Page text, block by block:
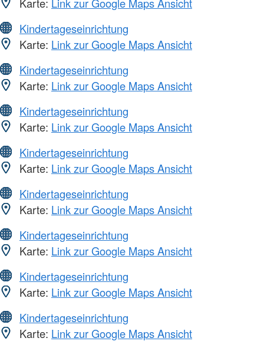
Kindertageseinrichtung
Karte: Link zur Google Maps Ansicht
Kindertageseinrichtung
Karte: Link zur Google Maps Ansicht
Kindertageseinrichtung
Karte: Link zur Google Maps Ansicht
Kindertageseinrichtung
Karte: Link zur Google Maps Ansicht
Kindertageseinrichtung
Karte: Link zur Google Maps Ansicht
Kindertageseinrichtung
Karte: Link zur Google Maps Ansicht
Kindertageseinrichtung
Karte: Link zur Google Maps Ansicht
Kindertageseinrichtung
Karte: Link zur Google Maps Ansicht